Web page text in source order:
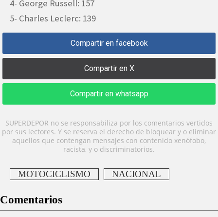
4- George Russell: 157
5- Charles Leclerc: 139
Compartir en facebook
Compartir en X
Compartir en whatsapp
SUPERDEPOR no se responsabiliza por los comentarios vertidos
por sus lectores. Y se reserva el derecho de bloquear y o eliminar
aquellos que contengan mensajes con contenido xenófobo,
racista, y o discriminatorios.
MOTOCICLISMO NACIONAL
Comentarios